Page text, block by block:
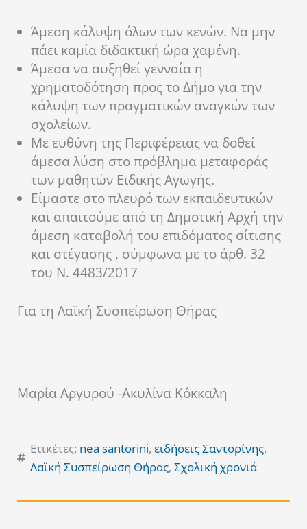
Άμεση κάλυψη όλων των κενών. Να μην
πάει καμία διδακτική ώρα χαμένη.
Άμεσα να αυξηθεί γενναία η
χρηματοδότηση προς το Δήμο για την
κάλυψη των πραγματικών αναγκών των
σχολείων.
Με ευθύνη της Περιφέρειας να δοθεί
άμεσα λύση στο πρόβλημα μεταφοράς
των μαθητών Ειδικής Αγωγής.
Είμαστε στο πλευρό των εκπαιδευτικών
και απαιτούμε από τη Δημοτική Αρχή την
άμεση καταβολή του επιδόματος σίτισης
και στέγασης , σύμφωνα με το άρθ. 32
του Ν. 4483/2017
Για τη Λαϊκή Συσπείρωση Θήρας
Μαρία Αργυρού -Ακυλίνα Κόκκαλη
Ετικέτες: nea santorini, ειδήσεις Σαντορίνης,
Λαϊκή Συσπείρωση Θήρας, Σχολική χρονιά